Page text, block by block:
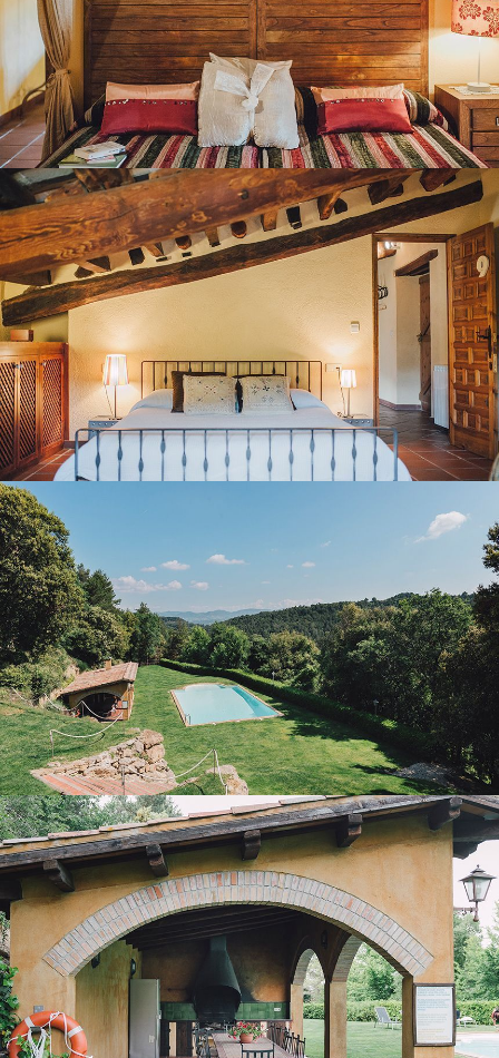
BEDROOM 9
GARDEN AND OUTDOOR POOL
PORCH WITH BARBECUE